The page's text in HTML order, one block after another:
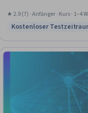
Functional Team Leadership,
Analysis, Conflict
★ 2.9 (7) · Anfänger · Kurs · 1–4
Status: Kostenloser
Kostenloser